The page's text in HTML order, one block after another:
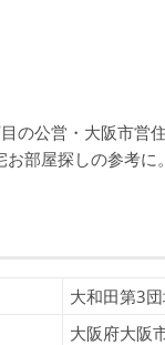
の公営・大阪市営
部屋探しの参考に。
大和田第3
大阪府大阪